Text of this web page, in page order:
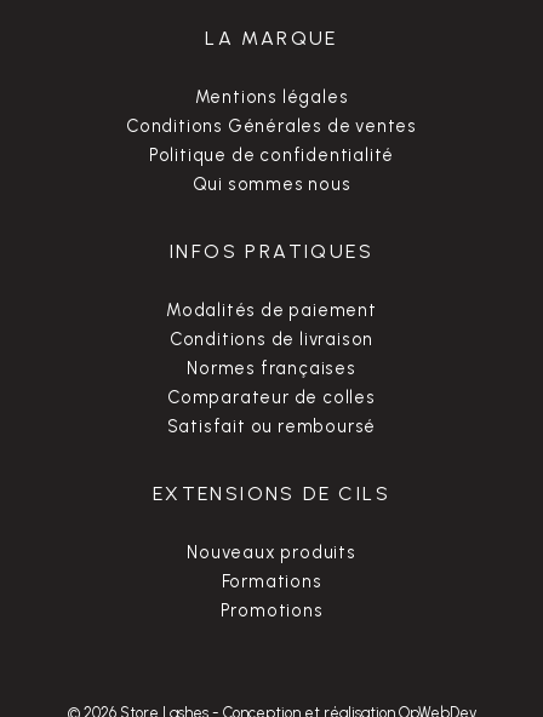
LA MARQUE
Mentions légales
Conditions Générales de ventes
Politique de confidentialité
Qui sommes nous
INFOS PRATIQUES
Modalités de paiement
Conditions de livraison
Normes françaises
Comparateur de colles
Satisfait ou remboursé
EXTENSIONS DE CILS
Nouveaux produits
Formations
Promotions
© 2026 Store Lashes - Conception et réalisation OpWebDev